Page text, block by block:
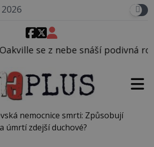
podivná rosolovitá látka
nemocnice smrti: Způsobují
úmrtí zdejší duchové?